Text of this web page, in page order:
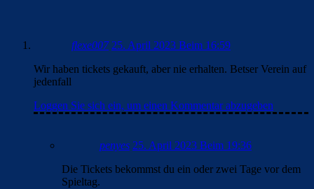
flexe007 25. April 2023 Beim 16:59
Wir haben tickets gekauft, aber nie erhalten. Betser Verein auf
jedenfall
Loggen Sie sich ein, um einen Kommentar abzugeben
penyes 25. April 2023 Beim 19:36
Die Tickets bekommst du ein oder zwei Tage vor dem
Spieltag.